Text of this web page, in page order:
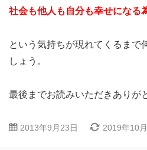
社会も他人も自分も幸せになる
という気持ちが現れてくるまで
しょう。
最後までお読みいただきありが
2013年9月23日 2019年10